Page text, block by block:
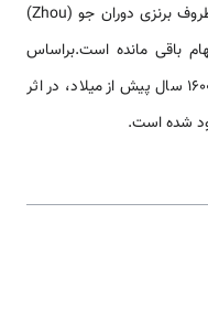
دوران شانگ (Shang) یا نوشته­‌های روی ظروف برنزی دوران جو (Zhou)
باقی مانده است.براساس
، سلسله‌ی شیا در حدود 1600 سال پیش از میلاد، در اثر